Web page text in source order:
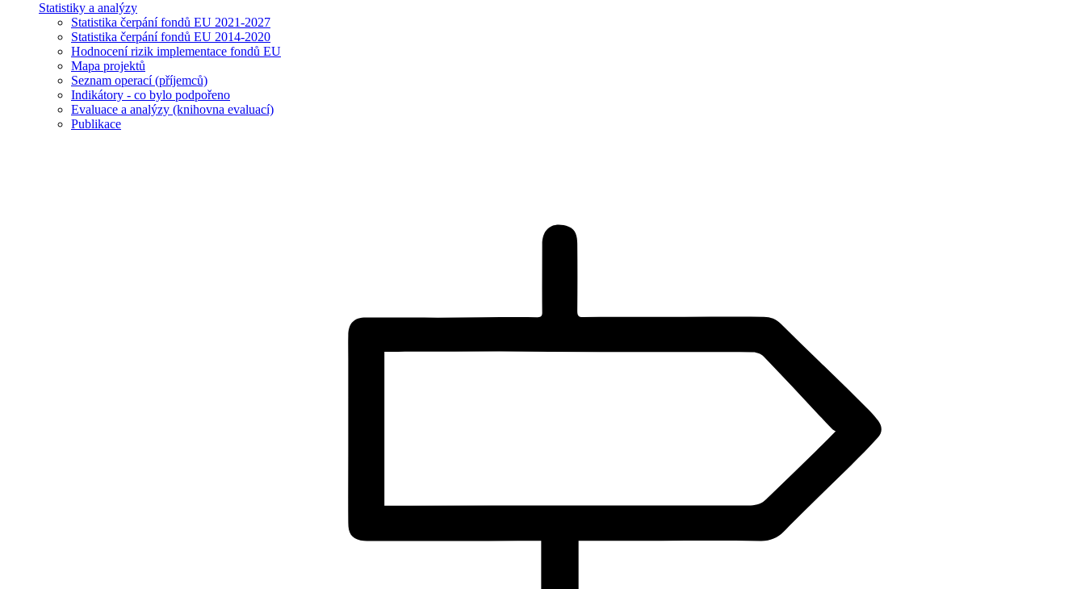
Statistiky a analýzy
Statistika čerpání fondů EU 2021-2027
Statistika čerpání fondů EU 2014-2020
Hodnocení rizik implementace fondů EU
Mapa projektů
Seznam operací (příjemců)
Indikátory - co bylo podpořeno
Evaluace a analýzy (knihovna evaluací)
Publikace